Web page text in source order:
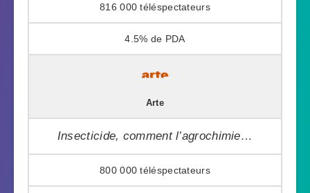
816 000
4.5%
Arte
Insecticide, comment l’agrochimie…
800 000